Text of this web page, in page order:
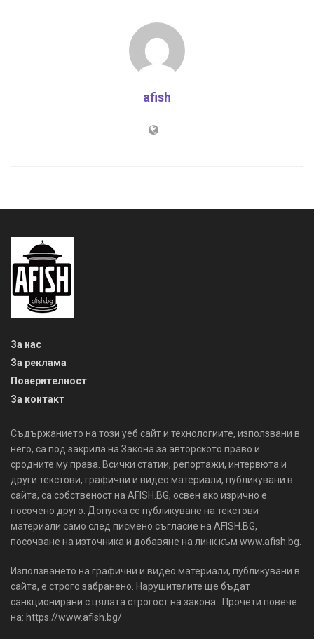
afish
За нас
За реклама
Поверителност
За контакт
Съдържанието на този уеб сайт и технологиите, използвани в
него, са под закрила на Закона за авторското право и
сродните му права. Всички статии, репортажи, интервюта и
други текстови, графични и видео материали, публикувани в
сайта, са собственост на AFISH.BG, освен ако изрично е
посочено друго. Допуска се публикуване на текстови
материали само след писмено съгласие на AFISH.BG,
посочване на източника и добавяне на линк към www.afish.bg.
Използването на графични и видео материали, публикувани в
сайта, е строго забранено. Нарушителите ще бъдат
санкционирани с цялата строгост на закона. Прочети повече
на: https://www.afish.bg/